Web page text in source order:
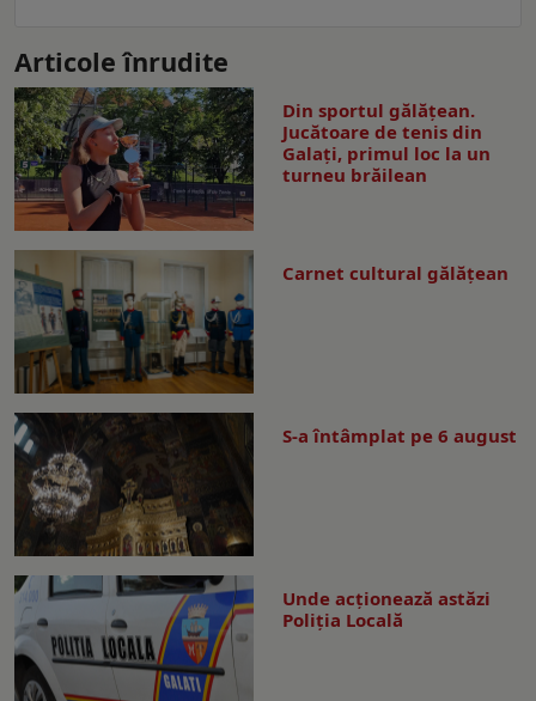
Articole înrudite
Din sportul gălățean.
Jucătoare de tenis din
Galați, primul loc la un
turneu brăilean
Carnet cultural gălăţean
S-a întâmplat pe 6 august
Unde acționează astăzi
Poliția Locală